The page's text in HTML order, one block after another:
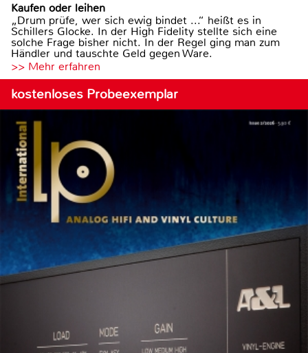
Kaufen oder leihen
„Drum prüfe, wer sich ewig bindet ...“ heißt es in
Schillers Glocke. In der High Fidelity stellte sich eine
solche Frage bisher nicht. In der Regel ging man zum
Händler und tauschte Geld gegen Ware.
>> Mehr erfahren
kostenloses Probeexemplar